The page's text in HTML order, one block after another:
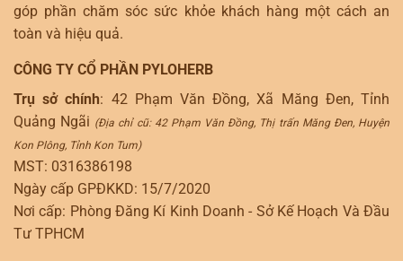
góp phần chăm sóc sức khỏe khách hàng một cách an
toàn và hiệu quả.
CÔNG TY CỔ PHẦN PYLOHERB
Trụ sở chính: 42 Phạm Văn Đồng, Xã Măng Đen, Tỉnh
Quảng Ngãi (Địa chỉ cũ: 42 Phạm Văn Đồng, Thị trấn Măng Đen, Huyện
Kon Plông, Tỉnh Kon Tum)
MST: 0316386198
Ngày cấp GPĐKKD: 15/7/2020
Nơi cấp: Phòng Đăng Kí Kinh Doanh - Sở Kế Hoạch Và Đầu
Tư TPHCM